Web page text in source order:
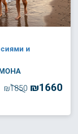
и
₪1850 ₪1660